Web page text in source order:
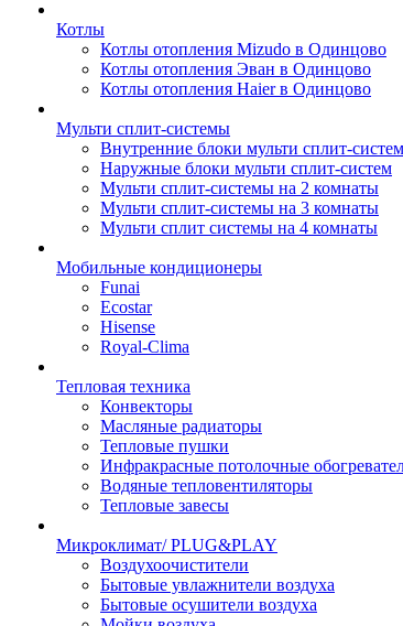
Котлы
Котлы отопления Mizudo в Одинцово
Котлы отопления Эван в Одинцово
Котлы отопления Haier в Одинцово
Мульти сплит-системы
Внутренние блоки мульти сплит-систем
Наружные блоки мульти сплит-систем
Мульти сплит-системы на 2 комнаты
Мульти сплит-системы на 3 комнаты
Мульти сплит системы на 4 комнаты
Мобильные кондиционеры
Funai
Ecostar
Hisense
Royal-Clima
Тепловая техника
Конвекторы
Масляные радиаторы
Тепловые пушки
Инфракрасные потолочные
Водяные тепловентиляторы
Тепловые завесы
Микроклимат/ PLUG&PLAY
Воздухоочистители
Бытовые увлажнители воздуха
Бытовые осушители воздуха